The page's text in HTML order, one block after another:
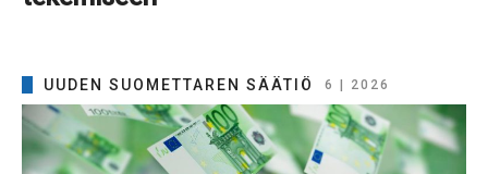
UUDEN SUOMETTAREN SÄÄTIÖ 6 | 2026